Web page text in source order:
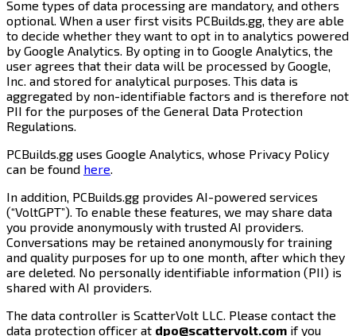
Some types of data processing are mandatory, and others
optional. When a user first visits PCBuilds.gg, they are able
to decide whether they want to opt in to analytics powered
by Google Analytics. By opting in to Google Analytics, the
user agrees that their data will be processed by Google,
Inc. and stored for analytical purposes. This data is
aggregated by non-identifiable factors and is therefore not
PII for the purposes of the General Data Protection
Regulations.​​​​‌ ‍ ​‍​‍‌‍ ‌ ​‍‌‍‍‌‌‍‌ ‌‍‍‌‌‍ ‍​‍​‍​ ‍‍​‍​‍‌ ​ ‌‍​‌‌‍ ‍‌‍‍‌‌ ‌​‌ ‍‌​‍ ‍‌‍‍‌‌‍ ​‍​‍​‍ ​​‍​‍‌‍‍​‌ ​‍‌‍‌‌‌‍‌‍​‍​‍​ ‍‍​‍​‍​‍ ‌‍​‌‌‍‌​‌‍ ‌‌‍‍‌‌‍ ‍​‍ ‌‍‍‌‌‍ ‍‌ ‌​‌‍‌‌‌‍ ‍‌ ‌​​‍ ‌‍‌‌‌‍‌​‌‍‍‌‌ ‌​​‍ ‌‍ ‌‌‍ ‌‍‌​‌‍‌‌​ ‌‌ ​​‌ ​‍‌‍‌‌‌ ​ ‌‍‌‌‌‍ ‍‌ ‌​‌‍​‌‌ ‌​‌‍‍‌‌‍ ‌‍ ‍​ ‍ ‌‍‍‌‌‍‌​​ ‌‌‍​ ‌‍​ ‌‍‌‌​ ‍‌​ ​‍​ ​‍​ ​ ‌‍​ ​‍ ‌​ ‌​‌‍​‍​ ​‍​ ‌‌​‍ ‌​ ‌​‌‍​ ‌‍‌‍​ ‌‍​‍ ‌​ ‍‌​ ​ ​ ​‌‌‍‌‌​‍ ‌​ ‍​​ ​‌​ ​‌‌‍‌‌​ ​​​ ‍​‌‍‌‍​ ​ ‌‍‌‌‌‍​‍​ ‍‌​ ​ ​ ‍ ‌ ‌​‌ ‍‌‌ ​​‌‍‌‌​ ‌‌ ​​‌‍​‌‌‍‌ ‌‍‌‌​ ‍ ‌ ​​‌‍​‌‌ ‌​‌‍‍​​ ‌‌‍​ ‌‍ ‌‍ ‍‌ ‌​‌‍‌‌‌‍ ‍‌ ‌​​‍‌‌​ ‌‌‌​​‍‌‌ ‌‍‍ ‌‍‌‌‌ ‍‌​‍‌‌​ ​ ‌​‌​​‍‌‌​ ​ ‌​‌​​‍‌‌​ ​‍​ ​‍‌‍‌‍​ ‌​‌‍​‌‌‍​‍​ ​​​ ​‌​ ‌‌​ ​​‌‍​‍​ ​‌​ ‌‌​ ‍​​‍‌‌​ ​‍​ ​‍​‍‌‌​ ‌‌‌​‌​​‍ ‍‌‍​ ‌‍‍​‌‍‍‌‌‍ ​‌‍‌​‌ ​‍‌‍‌‌‌‍ ‍​‍‌‌​ ‌‌‌​​‍‌‌ ‌‍‍ ‌‍‌‌‌ ‍‌​‍‌‌​ ​ ‌​‌​​‍‌‌​ ​ ‌​‌​​‍‌‌​ ​‍​ ​‍​ ‌‌‌‍​ ‌‍​‌​ ‌‍​ ‌ ‌‍​ ​ ‌​​ ​‌‌‍‌​‌‍‌​‌‍​‌‌‍‌‍​‍‌‌​ ​‍​ ​‍​‍‌‌​ ‌‌‌​‌​​‍ ‍‌ ‌​‌‍‌‌‌ ‍​‌ ‌​​ ‌‍​‍‌‍​‌‌ ​ ‌‍‌‌‌‌‌‌‌ ​‍‌‍ ​​ ‌​‍‌‌​ ​‍‌​‌‍‌‍​‌‌‍‌​‌‍ ‌‌‍‍‌‌‍ ‍​‍‌‍‌‍‍‌‌‍‌​​ ‌‌‍​ ‌‍​ ‌‍‌‌​ ‍‌​ ​‍​ ​‍​ ​ ‌‍​ ​‍ ‌​ ‌​‌‍​‍​ ​‍​ ‌‌​‍ ‌​ ‌​‌‍​ ‌‍‌‍​ ‌‍​‍ ‌​ ‍‌​ ​ ​ ​‌‌‍‌‌​‍ ‌​ ‍​​ ​‌​ ​‌‌‍‌‌​ ​​​ ‍​‌‍‌‍​ ​ ‌‍‌‌‌‍​‍​ ‍‌​ ​ ​‍‌‍‌ ‌​‌ ‍‌‌ ​​‌‍‌‌​ ‌‌ ​​‌‍​‌‌‍‌ ‌‍‌‌​‍‌‍‌ ​​‌‍​‌‌ ‌​‌‍‍​​ ‌‌‍​ ‌‍ ‌‍ ‍‌ ‌​‌‍‌‌‌‍ ‍‌ ‌​​‍‌‌​ ‌‌‌​​‍‌‌ ‌‍‍ ‌‍‌‌‌ ‍‌​‍‌‌​ ​ ‌​‌​​‍‌‌​ ​ ‌​‌​​‍‌‌​ ​‍​ ​‍‌‍‌‍​ ‌​‌‍​‌‌‍​‍​ ​​​ ​‌​ ‌‌​ ​​‌‍​‍​ ​‌​ ‌‌​ ‍​​‍‌‌​ ​‍​ ​‍​‍‌‌​ ‌‌‌​‌​​‍ ‍‌‍​ ‌‍‍​‌‍‍‌‌‍ ​‌‍‌​‌ ​‍‌‍‌‌‌‍ ‍​‍‌‌​ ‌‌‌​​‍‌‌ ‌‍‍ ‌‍‌‌‌ ‍‌​‍‌‌​ ​ ‌​‌​​‍‌‌​ ​ ‌​‌​​‍‌‌​ ​‍​ ​‍​ ‌‌‌‍​ ‌‍​‌​ ‌‍​ ‌ ‌‍​ ​ ‌​​ ​‌‌‍‌​‌‍‌​‌‍​‌‌‍‌‍​‍‌‌​ ​‍​ ​‍​‍‌‌​ ‌‌‌​‌​​‍ ‍‌ ‌​‌‍‌‌‌ ‍​‌ ‌​​‍‌‍‌ ​​‌‍‌‌‌ ​‍‌ ​ ‌ ​​‌‍‌‌‌‍​ ‌ ‌​‌‍‍‌‌ ‌‍‌‍‌‌​ ‌‌ ​​‌ ‌‌‌‍​‍‌‍ ​‌‍‍‌‌ ​ ‌‍‍​‌‍‌‌‌‍‌​​‍​‍‌ ‌
PCBuilds.gg uses Google Analytics, whose Privacy Policy
can be found ​​​​‌ ‍ ​‍​‍‌‍ ‌ ​‍‌‍‍‌‌‍‌ ‌‍‍‌‌‍ ‍​‍​‍​ ‍‍​‍​‍‌ ​ ‌‍​‌‌‍ ‍‌‍‍‌‌ ‌​‌ ‍‌​‍ ‍‌‍‍‌‌‍ ​‍​‍​‍ ​​‍​‍‌‍‍​‌ ​‍‌‍‌‌‌‍‌‍​‍​‍​ ‍‍​‍​‍​‍ ‌‍​‌‌‍‌​‌‍ ‌‌‍‍‌‌‍ ‍​‍ ‌‍‍‌‌‍ ‍‌ ‌​‌‍‌‌‌‍ ‍‌ ‌​​‍ ‌‍‌‌‌‍‌​‌‍‍‌‌ ‌​​‍ ‌‍ ‌‌‍ ‌‍‌​‌‍‌‌​ ‌‌ ​​‌ ​‍‌‍‌‌‌ ​ ‌‍‌‌‌‍ ‍‌ ‌​‌‍​‌‌ ‌​‌‍‍‌‌‍ ‌‍ ‍​ ‍ ‌‍‍‌‌‍‌​​ ‌‌‍​ ‌‍​ ‌‍‌‌​ ‍‌​ ​‍​ ​‍​ ​ ‌‍​ ​‍ ‌​ ‌​‌‍​‍​ ​‍​ ‌‌​‍ ‌​ ‌​‌‍​ ‌‍‌‍​ ‌‍​‍ ‌​ ‍‌​ ​ ​ ​‌‌‍‌‌​‍ ‌​ ‍​​ ​‌​ ​‌‌‍‌‌​ ​​​ ‍​‌‍‌‍​ ​ ‌‍‌‌‌‍​‍​ ‍‌​ ​ ​ ‍ ‌ ‌​‌ ‍‌‌ ​​‌‍‌‌​ ‌‌ ​​‌‍​‌‌‍‌ ‌‍‌‌​ ‍ ‌ ​​‌‍​‌‌ ‌​‌‍‍​​ ‌‌‍​ ‌‍ ‌‍ ‍‌ ‌​‌‍‌‌‌‍ ‍‌ ‌​​‍‌‌​ ‌‌‌​​‍‌‌ ‌‍‍ ‌‍‌‌‌ ‍‌​‍‌‌​ ​ ‌​‌​​‍‌‌​ ​ ‌​‌​​‍‌‌​ ​‍​ ​‍​ ​‌​ ‌​​ ​​​ ‍‌‌‍​‌​ ‌‍​ ​‌​ ​‍‌‍​ ​ ‌‍​ ‌‍​ ‍‌​‍‌‌​ ​‍​ ​‍​‍‌‌​ ‌‌‌​‌​​‍ ‍‌‍​ ‌‍‍​‌‍‍‌‌‍ ​‌‍‌​‌ ​‍‌‍‌‌‌‍ ‍​‍‌‌​ ‌‌‌​​‍‌‌ ‌‍‍ ‌‍‌‌‌ ‍‌​‍‌‌​ ​ ‌​‌​​‍‌‌​ ​ ‌​‌​​‍‌‌​ ​‍​ ​‍‌‍‌‍​ ​​‌‍​ ‌‍​‍‌‍​ ​ ‍‌‌‍‌​​ ‍‌‌‍​ ​ ‌‌​ ‌​‌‍‌​​‍‌‌​ ​‍​ ​‍​‍‌‌​ ‌‌‌​‌​​‍ ‍‌ ‌​‌‍‌‌‌ ‍​‌ ‌​​ ‌‍​‍‌‍​‌‌ ​ ‌‍‌‌‌‌‌‌‌ ​‍‌‍ ​​ ‌​‍‌‌​ ​‍‌​‌‍‌‍​‌‌‍‌​‌‍ ‌‌‍‍‌‌‍ ‍​‍‌‍‌‍‍‌‌‍‌​​ ‌‌‍​ ‌‍​ ‌‍‌‌​ ‍‌​ ​‍​ ​‍​ ​ ‌‍​ ​‍ ‌​ ‌​‌‍​‍​ ​‍​ ‌‌​‍ ‌​ ‌​‌‍​ ‌‍‌‍​ ‌‍​‍ ‌​ ‍‌​ ​ ​ ​‌‌‍‌‌​‍ ‌​ ‍​​ ​‌​ ​‌‌‍‌‌​ ​​​ ‍​‌‍‌‍​ ​ ‌‍‌‌‌‍​‍​ ‍‌​ ​ ​‍‌‍‌ ‌​‌ ‍‌‌ ​​‌‍‌‌​ ‌‌ ​​‌‍​‌‌‍‌ ‌‍‌‌​‍‌‍‌ ​​‌‍​‌‌ ‌​‌‍‍​​ ‌‌‍​ ‌‍ ‌‍ ‍‌ ‌​‌‍‌‌‌‍ ‍‌ ‌​​‍‌‌​ ‌‌‌​​‍‌‌ ‌‍‍ ‌‍‌‌‌ ‍‌​‍‌‌​ ​ ‌​‌​​‍‌‌​ ​ ‌​‌​​‍‌‌​ ​‍​ ​‍​ ​‌​ ‌​​ ​​​ ‍‌‌‍​‌​ ‌‍​ ​‌​ ​‍‌‍​ ​ ‌‍​ ‌‍​ ‍‌​‍‌‌​ ​‍​ ​‍​‍‌‌​ ‌‌‌​‌​​‍ ‍‌‍​ ‌‍‍​‌‍‍‌‌‍ ​‌‍‌​‌ ​‍‌‍‌‌‌‍ ‍​‍‌‌​ ‌‌‌​​‍‌‌ ‌‍‍ ‌‍‌‌‌ ‍‌​‍‌‌​ ​ ‌​‌​​‍‌‌​ ​ ‌​‌​​‍‌‌​ ​‍​ ​‍‌‍‌‍​ ​​‌‍​ ‌‍​‍‌‍​ ​ ‍‌‌‍‌​​ ‍‌‌‍​ ​ ‌‌​ ‌​‌‍‌​​‍‌‌​ ​‍​ ​‍​‍‌‌​ ‌‌‌​‌​​‍ ‍‌ ‌​‌‍‌‌‌ ‍​‌ ‌​​‍‌‍‌ ​​‌‍‌‌‌ ​‍‌ ​ ‌ ​​‌‍‌‌‌‍​ ‌ ‌​‌‍‍‌‌ ‌‍‌‍‌‌​ ‌‌ ​​‌ ‌‌‌‍​‍‌‍ ​‌‍‍‌‌ ​ ‌‍‍​‌‍‌‌‌‍‌​​‍​‍‌ ‌ here​​​​‌ ‍ ​‍​‍‌‍ ‌ ​‍‌‍‍‌‌‍‌ ‌‍‍‌‌‍ ‍​‍​‍​ ‍‍​‍​‍‌ ​ ‌‍​‌‌‍ ‍‌‍‍‌‌ ‌​‌ ‍‌​‍ ‍‌‍‍‌‌‍ ​‍​‍​‍ ​​‍​‍‌‍‍​‌ ​‍‌‍‌‌‌‍‌‍​‍​‍​ ‍‍​‍​‍​‍ ‌‍​‌‌‍‌​‌‍ ‌‌‍‍‌‌‍ ‍​‍ ‌‍‍‌‌‍ ‍‌ ‌​‌‍‌‌‌‍ ‍‌ ‌​​‍ ‌‍‌‌‌‍‌​‌‍‍‌‌ ‌​​‍ ‌‍ ‌‌‍ ‌‍‌​‌‍‌‌​ ‌‌ ​​‌ ​‍‌‍‌‌‌ ​ ‌‍‌‌‌‍ ‍‌ ‌​‌‍​‌‌ ‌​‌‍‍‌‌‍ ‌‍ ‍​ ‍ ‌‍‍‌‌‍‌​​ ‌‌‍​ ‌‍​ ‌‍‌‌​ ‍‌​ ​‍​ ​‍​ ​ ‌‍​ ​‍ ‌​ ‌​‌‍​‍​ ​‍​ ‌‌​‍ ‌​ ‌​‌‍​ ‌‍‌‍​ ‌‍​‍ ‌​ ‍‌​ ​ ​ ​‌‌‍‌‌​‍ ‌​ ‍​​ ​‌​ ​‌‌‍‌‌​ ​​​ ‍​‌‍‌‍​ ​ ‌‍‌‌‌‍​‍​ ‍‌​ ​ ​ ‍ ‌ ‌​‌ ‍‌‌ ​​‌‍‌‌​ ‌‌ ​​‌‍​‌‌‍‌ ‌‍‌‌​ ‍ ‌ ​​‌‍​‌‌ ‌​‌‍‍​​ ‌‌‍​ ‌‍ ‌‍ ‍‌ ‌​‌‍‌‌‌‍ ‍‌ ‌​​‍‌‌​ ‌‌‌​​‍‌‌ ‌‍‍ ‌‍‌‌‌ ‍‌​‍‌‌​ ​ ‌​‌​​‍‌‌​ ​ ‌​‌​​‍‌‌​ ​‍​ ​‍​ ​‌​ ‌​​ ​​​ ‍‌‌‍​‌​ ‌‍​ ​‌​ ​‍‌‍​ ​ ‌‍​ ‌‍​ ‍‌​‍‌‌​ ​‍​ ​‍​‍‌‌​ ‌‌‌​‌​​‍ ‍‌‍​ ‌‍‍​‌‍‍‌‌‍ ​‌‍‌​‌ ​‍‌‍‌‌‌‍ ‍​‍‌‌​ ‌‌‌​​‍‌‌ ‌‍‍ ‌‍‌‌‌ ‍‌​‍‌‌​ ​ ‌​‌​​‍‌‌​ ​ ‌​‌​​‍‌‌​ ​‍​ ​‍​ ​​‌‍​‌‌‍​ ​ ‌‌​ ‌‍​ ​ ​ ‌​‌‍‌‍‌‍​‍‌‍‌‍​ ​ ‌‍‌​​‍‌‌​ ​‍​ ​‍​‍‌‌​ ‌‌‌​‌​​‍ ‍‌ ‌​‌‍‌‌‌ ‍​‌ ‌​​ ‌‍​‍‌‍​‌‌ ​ ‌‍‌‌‌‌‌‌‌ ​‍‌‍ ​​ ‌​‍‌‌​ ​‍‌​‌‍‌‍​‌‌‍‌​‌‍ ‌‌‍‍‌‌‍ ‍​‍‌‍‌‍‍‌‌‍‌​​ ‌‌‍​ ‌‍​ ‌‍‌‌​ ‍‌​ ​‍​ ​‍​ ​ ‌‍​ ​‍ ‌​ ‌​‌‍​‍​ ​‍​ ‌‌​‍ ‌​ ‌​‌‍​ ‌‍‌‍​ ‌‍​‍ ‌​ ‍‌​ ​ ​ ​‌‌‍‌‌​‍ ‌​ ‍​​ ​‌​ ​‌‌‍‌‌​ ​​​ ‍​‌‍‌‍​ ​ ‌‍‌‌‌‍​‍​ ‍‌​ ​ ​‍‌‍‌ ‌​‌ ‍‌‌ ​​‌‍‌‌​ ‌‌ ​​‌‍​‌‌‍‌ ‌‍‌‌​‍‌‍‌ ​​‌‍​‌‌ ‌​‌‍‍​​ ‌‌‍​ ‌‍ ‌‍ ‍‌ ‌​‌‍‌‌‌‍ ‍‌ ‌​​‍‌‌​ ‌‌‌​​‍‌‌ ‌‍‍ ‌‍‌‌‌ ‍‌​‍‌‌​ ​ ‌​‌​​‍‌‌​ ​ ‌​‌​​‍‌‌​ ​‍​ ​‍​ ​‌​ ‌​​ ​​​ ‍‌‌‍​‌​ ‌‍​ ​‌​ ​‍‌‍​ ​ ‌‍​ ‌‍​ ‍‌​‍‌‌​ ​‍​ ​‍​‍‌‌​ ‌‌‌​‌​​‍ ‍‌‍​ ‌‍‍​‌‍‍‌‌‍ ​‌‍‌​‌ ​‍‌‍‌‌‌‍ ‍​‍‌‌​ ‌‌‌​​‍‌‌ ‌‍‍ ‌‍‌‌‌ ‍‌​‍‌‌​ ​ ‌​‌​​‍‌‌​ ​ ‌​‌​​‍‌‌​ ​‍​ ​‍​ ​​‌‍​‌‌‍​ ​ ‌‌​ ‌‍​ ​ ​ ‌​‌‍‌‍‌‍​‍‌‍‌‍​ ​ ‌‍‌​​‍‌‌​ ​‍​ ​‍​‍‌‌​ ‌‌‌​‌​​‍ ‍‌ ‌​‌‍‌‌‌ ‍​‌ ‌​​‍‌‍‌ ​​‌‍‌‌‌ ​‍‌ ​ ‌ ​​‌‍‌‌‌‍​ ‌ ‌​‌‍‍‌‌ ‌‍‌‍‌‌​ ‌‌ ​​‌ ‌‌‌‍​‍‌‍ ​‌‍‍‌‌ ​ ‌‍‍​‌‍‌‌‌‍‌​​‍​‍‌ ‌. ​​​​‌ ‍ ​‍​‍‌‍ ‌ ​‍‌‍‍‌‌‍‌ ‌‍‍‌‌‍ ‍​‍​‍​ ‍‍​‍​‍‌ ​ ‌‍​‌‌‍ ‍‌‍‍‌‌ ‌​‌ ‍‌​‍ ‍‌‍‍‌‌‍ ​‍​‍​‍ ​​‍​‍‌‍‍​‌ ​‍‌‍‌‌‌‍‌‍​‍​‍​ ‍‍​‍​‍​‍ ‌‍​‌‌‍‌​‌‍ ‌‌‍‍‌‌‍ ‍​‍ ‌‍‍‌‌‍ ‍‌ ‌​‌‍‌‌‌‍ ‍‌ ‌​​‍ ‌‍‌‌‌‍‌​‌‍‍‌‌ ‌​​‍ ‌‍ ‌‌‍ ‌‍‌​‌‍‌‌​ ‌‌ ​​‌ ​‍‌‍‌‌‌ ​ ‌‍‌‌‌‍ ‍‌ ‌​‌‍​‌‌ ‌​‌‍‍‌‌‍ ‌‍ ‍​ ‍ ‌‍‍‌‌‍‌​​ ‌‌‍​ ‌‍​ ‌‍‌‌​ ‍‌​ ​‍​ ​‍​ ​ ‌‍​ ​‍ ‌​ ‌​‌‍​‍​ ​‍​ ‌‌​‍ ‌​ ‌​‌‍​ ‌‍‌‍​ ‌‍​‍ ‌​ ‍‌​ ​ ​ ​‌‌‍‌‌​‍ ‌​ ‍​​ ​‌​ ​‌‌‍‌‌​ ​​​ ‍​‌‍‌‍​ ​ ‌‍‌‌‌‍​‍​ ‍‌​ ​ ​ ‍ ‌ ‌​‌ ‍‌‌ ​​‌‍‌‌​ ‌‌ ​​‌‍​‌‌‍‌ ‌‍‌‌​ ‍ ‌ ​​‌‍​‌‌ ‌​‌‍‍​​ ‌‌‍​ ‌‍ ‌‍ ‍‌ ‌​‌‍‌‌‌‍ ‍‌ ‌​​‍‌‌​ ‌‌‌​​‍‌‌ ‌‍‍ ‌‍‌‌‌ ‍‌​‍‌‌​ ​ ‌​‌​​‍‌‌​ ​ ‌​‌​​‍‌‌​ ​‍​ ​‍​ ​‌​ ‌​​ ​​​ ‍‌‌‍​‌​ ‌‍​ ​‌​ ​‍‌‍​ ​ ‌‍​ ‌‍​ ‍‌​‍‌‌​ ​‍​ ​‍​‍‌‌​ ‌‌‌​‌​​‍ ‍‌‍​ ‌‍‍​‌‍‍‌‌‍ ​‌‍‌​‌ ​‍‌‍‌‌‌‍ ‍​‍‌‌​ ‌‌‌​​‍‌‌ ‌‍‍ ‌‍‌‌‌ ‍‌​‍‌‌​ ​ ‌​‌​​‍‌‌​ ​ ‌​‌​​‍‌‌​ ​‍​ ​‍​ ‌ ​ ‌‍‌‍​‌‌‍‌‌‌‍​‍​ ‌ ​ ‌‌​ ‌‍​ ​​​ ‍‌​ ‍‌​ ‌ ​‍‌‌​ ​‍​ ​‍​‍‌‌​ ‌‌‌​‌​​‍ ‍‌ ‌​‌‍‌‌‌ ‍​‌ ‌​​ ‌‍​‍‌‍​‌‌ ​ ‌‍‌‌‌‌‌‌‌ ​‍‌‍ ​​ ‌​‍‌‌​ ​‍‌​‌‍‌‍​‌‌‍‌​‌‍ ‌‌‍‍‌‌‍ ‍​‍‌‍‌‍‍‌‌‍‌​​ ‌‌‍​ ‌‍​ ‌‍‌‌​ ‍‌​ ​‍​ ​‍​ ​ ‌‍​ ​‍ ‌​ ‌​‌‍​‍​ ​‍​ ‌‌​‍ ‌​ ‌​‌‍​ ‌‍‌‍​ ‌‍​‍ ‌​ ‍‌​ ​ ​ ​‌‌‍‌‌​‍ ‌​ ‍​​ ​‌​ ​‌‌‍‌‌​ ​​​ ‍​‌‍‌‍​ ​ ‌‍‌‌‌‍​‍​ ‍‌​ ​ ​‍‌‍‌ ‌​‌ ‍‌‌ ​​‌‍‌‌​ ‌‌ ​​‌‍​‌‌‍‌ ‌‍‌‌​‍‌‍‌ ​​‌‍​‌‌ ‌​‌‍‍​​ ‌‌‍​ ‌‍ ‌‍ ‍‌ ‌​‌‍‌‌‌‍ ‍‌ ‌​​‍‌‌​ ‌‌‌​​‍‌‌ ‌‍‍ ‌‍‌‌‌ ‍‌​‍‌‌​ ​ ‌​‌​​‍‌‌​ ​ ‌​‌​​‍‌‌​ ​‍​ ​‍​ ​‌​ ‌​​ ​​​ ‍‌‌‍​‌​ ‌‍​ ​‌​ ​‍‌‍​ ​ ‌‍​ ‌‍​ ‍‌​‍‌‌​ ​‍​ ​‍​‍‌‌​ ‌‌‌​‌​​‍ ‍‌‍​ ‌‍‍​‌‍‍‌‌‍ ​‌‍‌​‌ ​‍‌‍‌‌‌‍ ‍​‍‌‌​ ‌‌‌​​‍‌‌ ‌‍‍ ‌‍‌‌‌ ‍‌​‍‌‌​ ​ ‌​‌​​‍‌‌​ ​ ‌​‌​​‍‌‌​ ​‍​ ​‍​ ‌ ​ ‌‍‌‍​‌‌‍‌‌‌‍​‍​ ‌ ​ ‌‌​ ‌‍​ ​​​ ‍‌​ ‍‌​ ‌ ​‍‌‌​ ​‍​ ​‍​‍‌‌​ ‌‌‌​‌​​‍ ‍‌ ‌​‌‍‌‌‌ ‍​‌ ‌​​‍‌‍‌ ​​‌‍‌‌‌ ​‍‌ ​ ‌ ​​‌‍‌‌‌‍​ ‌ ‌​‌‍‍‌‌ ‌‍‌‍‌‌​ ‌‌ ​​‌ ‌‌‌‍​‍‌‍ ​‌‍‍‌‌ ​ ‌‍‍​‌‍‌‌‌‍‌​​‍​‍‌ ‌
In addition, PCBuilds.gg provides AI-powered services
(“VoltGPT”). To enable these features, we may share data
you provide anonymously with trusted AI providers.
Conversations may be retained anonymously for training
and quality purposes for up to one month, after which they
are deleted. No personally identifiable information (PII) is
shared with AI providers.​​​​‌ ‍ ​‍​‍‌‍ ‌ ​‍‌‍‍‌‌‍‌ ‌‍‍‌‌‍ ‍​‍​‍​ ‍‍​‍​‍‌ ​ ‌‍​‌‌‍ ‍‌‍‍‌‌ ‌​‌ ‍‌​‍ ‍‌‍‍‌‌‍ ​‍​‍​‍ ​​‍​‍‌‍‍​‌ ​‍‌‍‌‌‌‍‌‍​‍​‍​ ‍‍​‍​‍​‍ ‌‍​‌‌‍‌​‌‍ ‌‌‍‍‌‌‍ ‍​‍ ‌‍‍‌‌‍ ‍‌ ‌​‌‍‌‌‌‍ ‍‌ ‌​​‍ ‌‍‌‌‌‍‌​‌‍‍‌‌ ‌​​‍ ‌‍ ‌‌‍ ‌‍‌​‌‍‌‌​ ‌‌ ​​‌ ​‍‌‍‌‌‌ ​ ‌‍‌‌‌‍ ‍‌ ‌​‌‍​‌‌ ‌​‌‍‍‌‌‍ ‌‍ ‍​ ‍ ‌‍‍‌‌‍‌​​ ‌‌‍​ ‌‍​ ‌‍‌‌​ ‍‌​ ​‍​ ​‍​ ​ ‌‍​ ​‍ ‌​ ‌​‌‍​‍​ ​‍​ ‌‌​‍ ‌​ ‌​‌‍​ ‌‍‌‍​ ‌‍​‍ ‌​ ‍‌​ ​ ​ ​‌‌‍‌‌​‍ ‌​ ‍​​ ​‌​ ​‌‌‍‌‌​ ​​​ ‍​‌‍‌‍​ ​ ‌‍‌‌‌‍​‍​ ‍‌​ ​ ​ ‍ ‌ ‌​‌ ‍‌‌ ​​‌‍‌‌​ ‌‌ ​​‌‍​‌‌‍‌ ‌‍‌‌​ ‍ ‌ ​​‌‍​‌‌ ‌​‌‍‍​​ ‌‌‍​ ‌‍ ‌‍ ‍‌ ‌​‌‍‌‌‌‍ ‍‌ ‌​​‍‌‌​ ‌‌‌​​‍‌‌ ‌‍‍ ‌‍‌‌‌ ‍‌​‍‌‌​ ​ ‌​‌​​‍‌‌​ ​ ‌​‌​​‍‌‌​ ​‍​ ​‍​ ‌‌‌‍​‍​ ​ ​ ‍‌‌‍​‌​ ‌‍​ ‌‌‌‍​ ​ ​‍​ ‍‌​ ‌​‌‍​‍​‍‌‌​ ​‍​ ​‍​‍‌‌​ ‌‌‌​‌​​‍ ‍‌‍​ ‌‍‍​‌‍‍‌‌‍ ​‌‍‌​‌ ​‍‌‍‌‌‌‍ ‍​‍‌‌​ ‌‌‌​​‍‌‌ ‌‍‍ ‌‍‌‌‌ ‍‌​‍‌‌​ ​ ‌​‌​​‍‌‌​ ​ ‌​‌​​‍‌‌​ ​‍​ ​‍​ ‌ ​ ​‍​ ​ ​ ‍​‌‍​‌​ ​ ‌‍​‍​ ​‌‌‍​‌​ ​​​ ‌‍‌‍‌​​‍‌‌​ ​‍​ ​‍​‍‌‌​ ‌‌‌​‌​​‍ ‍‌ ‌​‌‍‌‌‌ ‍​‌ ‌​​ ‌‍​‍‌‍​‌‌ ​ ‌‍‌‌‌‌‌‌‌ ​‍‌‍ ​​ ‌​‍‌‌​ ​‍‌​‌‍‌‍​‌‌‍‌​‌‍ ‌‌‍‍‌‌‍ ‍​‍‌‍‌‍‍‌‌‍‌​​ ‌‌‍​ ‌‍​ ‌‍‌‌​ ‍‌​ ​‍​ ​‍​ ​ ‌‍​ ​‍ ‌​ ‌​‌‍​‍​ ​‍​ ‌‌​‍ ‌​ ‌​‌‍​ ‌‍‌‍​ ‌‍​‍ ‌​ ‍‌​ ​ ​ ​‌‌‍‌‌​‍ ‌​ ‍​​ ​‌​ ​‌‌‍‌‌​ ​​​ ‍​‌‍‌‍​ ​ ‌‍‌‌‌‍​‍​ ‍‌​ ​ ​‍‌‍‌ ‌​‌ ‍‌‌ ​​‌‍‌‌​ ‌‌ ​​‌‍​‌‌‍‌ ‌‍‌‌​‍‌‍‌ ​​‌‍​‌‌ ‌​‌‍‍​​ ‌‌‍​ ‌‍ ‌‍ ‍‌ ‌​‌‍‌‌‌‍ ‍‌ ‌​​‍‌‌​ ‌‌‌​​‍‌‌ ‌‍‍ ‌‍‌‌‌ ‍‌​‍‌‌​ ​ ‌​‌​​‍‌‌​ ​ ‌​‌​​‍‌‌​ ​‍​ ​‍​ ‌‌‌‍​‍​ ​ ​ ‍‌‌‍​‌​ ‌‍​ ‌‌‌‍​ ​ ​‍​ ‍‌​ ‌​‌‍​‍​‍‌‌​ ​‍​ ​‍​‍‌‌​ ‌‌‌​‌​​‍ ‍‌‍​ ‌‍‍​‌‍‍‌‌‍ ​‌‍‌​‌ ​‍‌‍‌‌‌‍ ‍​‍‌‌​ ‌‌‌​​‍‌‌ ‌‍‍ ‌‍‌‌‌ ‍‌​‍‌‌​ ​ ‌​‌​​‍‌‌​ ​ ‌​‌​​‍‌‌​ ​‍​ ​‍​ ‌ ​ ​‍​ ​ ​ ‍​‌‍​‌​ ​ ‌‍​‍​ ​‌‌‍​‌​ ​​​ ‌‍‌‍‌​​‍‌‌​ ​‍​ ​‍​‍‌‌​ ‌‌‌​‌​​‍ ‍‌ ‌​‌‍‌‌‌ ‍​‌ ‌​​‍‌‍‌ ​​‌‍‌‌‌ ​‍‌ ​ ‌ ​​‌‍‌‌‌‍​ ‌ ‌​‌‍‍‌‌ ‌‍‌‍‌‌​ ‌‌ ​​‌ ‌‌‌‍​‍‌‍ ​‌‍‍‌‌ ​ ‌‍‍​‌‍‌‌‌‍‌​​‍​‍‌ ‌
The data controller is ScatterVolt LLC. Please contact the
data protection officer at ​​​​‌ ‍ ​‍​‍‌‍ ‌ ​‍‌‍‍‌‌‍‌ ‌‍‍‌‌‍ ‍​‍​‍​ ‍‍​‍​‍‌ ​ ‌‍​‌‌‍ ‍‌‍‍‌‌ ‌​‌ ‍‌​‍ ‍‌‍‍‌‌‍ ​‍​‍​‍ ​​‍​‍‌‍‍​‌ ​‍‌‍‌‌‌‍‌‍​‍​‍​ ‍‍​‍​‍​‍ ‌‍​‌‌‍‌​‌‍ ‌‌‍‍‌‌‍ ‍​‍ ‌‍‍‌‌‍ ‍‌ ‌​‌‍‌‌‌‍ ‍‌ ‌​​‍ ‌‍‌‌‌‍‌​‌‍‍‌‌ ‌​​‍ ‌‍ ‌‌‍ ‌‍‌​‌‍‌‌​ ‌‌ ​​‌ ​‍‌‍‌‌‌ ​ ‌‍‌‌‌‍ ‍‌ ‌​‌‍​‌‌ ‌​‌‍‍‌‌‍ ‌‍ ‍​ ‍ ‌‍‍‌‌‍‌​​ ‌‌‍​ ‌‍​ ‌‍‌‌​ ‍‌​ ​‍​ ​‍​ ​ ‌‍​ ​‍ ‌​ ‌​‌‍​‍​ ​‍​ ‌‌​‍ ‌​ ‌​‌‍​ ‌‍‌‍​ ‌‍​‍ ‌​ ‍‌​ ​ ​ ​‌‌‍‌‌​‍ ‌​ ‍​​ ​‌​ ​‌‌‍‌‌​ ​​​ ‍​‌‍‌‍​ ​ ‌‍‌‌‌‍​‍​ ‍‌​ ​ ​ ‍ ‌ ‌​‌ ‍‌‌ ​​‌‍‌‌​ ‌‌ ​​‌‍​‌‌‍‌ ‌‍‌‌​ ‍ ‌ ​​‌‍​‌‌ ‌​‌‍‍​​ ‌‌‍​ ‌‍ ‌‍ ‍‌ ‌​‌‍‌‌‌‍ ‍‌ ‌​​‍‌‌​ ‌‌‌​​‍‌‌ ‌‍‍ ‌‍‌‌‌ ‍‌​‍‌‌​ ​ ‌​‌​​‍‌‌​ ​ ‌​‌​​‍‌‌​ ​‍​ ​‍​ ​ ‌‍‌​‌‍‌‍‌‍‌‌​ ‍‌​ ‌​​ ​ ​ ​ ​ ​​‌‍​ ‌‍‌‌​ ‌‍​‍‌‌​ ​‍​ ​‍​‍‌‌​ ‌‌‌​‌​​‍ ‍‌‍​ ‌‍‍​‌‍‍‌‌‍ ​‌‍‌​‌ ​‍‌‍‌‌‌‍ ‍​‍‌‌​ ‌‌‌​​‍‌‌ ‌‍‍ ‌‍‌‌‌ ‍‌​‍‌‌​ ​ ‌​‌​​‍‌‌​ ​ ‌​‌​​‍‌‌​ ​‍​ ​‍‌‍​‍​ ‌‍​ ‌‌‌‍​‍‌‍‌​​ ​​​ ‌​​ ‌​‌‍‌‌‌‍​‌​ ​​‌‍‌‍​‍‌‌​ ​‍​ ​‍​‍‌‌​ ‌‌‌​‌​​‍ ‍‌ ‌​‌‍‌‌‌ ‍​‌ ‌​​ ‌‍​‍‌‍​‌‌ ​ ‌‍‌‌‌‌‌‌‌ ​‍‌‍ ​​ ‌​‍‌‌​ ​‍‌​‌‍‌‍​‌‌‍‌​‌‍ ‌‌‍‍‌‌‍ ‍​‍‌‍‌‍‍‌‌‍‌​​ ‌‌‍​ ‌‍​ ‌‍‌‌​ ‍‌​ ​‍​ ​‍​ ​ ‌‍​ ​‍ ‌​ ‌​‌‍​‍​ ​‍​ ‌‌​‍ ‌​ ‌​‌‍​ ‌‍‌‍​ ‌‍​‍ ‌​ ‍‌​ ​ ​ ​‌‌‍‌‌​‍ ‌​ ‍​​ ​‌​ ​‌‌‍‌‌​ ​​​ ‍​‌‍‌‍​ ​ ‌‍‌‌‌‍​‍​ ‍‌​ ​ ​‍‌‍‌ ‌​‌ ‍‌‌ ​​‌‍‌‌​ ‌‌ ​​‌‍​‌‌‍‌ ‌‍‌‌​‍‌‍‌ ​​‌‍​‌‌ ‌​‌‍‍​​ ‌‌‍​ ‌‍ ‌‍ ‍‌ ‌​‌‍‌‌‌‍ ‍‌ ‌​​‍‌‌​ ‌‌‌​​‍‌‌ ‌‍‍ ‌‍‌‌‌ ‍‌​‍‌‌​ ​ ‌​‌​​‍‌‌​ ​ ‌​‌​​‍‌‌​ ​‍​ ​‍​ ​ ‌‍‌​‌‍‌‍‌‍‌‌​ ‍‌​ ‌​​ ​ ​ ​ ​ ​​‌‍​ ‌‍‌‌​ ‌‍​‍‌‌​ ​‍​ ​‍​‍‌‌​ ‌‌‌​‌​​‍ ‍‌‍​ ‌‍‍​‌‍‍‌‌‍ ​‌‍‌​‌ ​‍‌‍‌‌‌‍ ‍​‍‌‌​ ‌‌‌​​‍‌‌ ‌‍‍ ‌‍‌‌‌ ‍‌​‍‌‌​ ​ ‌​‌​​‍‌‌​ ​ ‌​‌​​‍‌‌​ ​‍​ ​‍‌‍​‍​ ‌‍​ ‌‌‌‍​‍‌‍‌​​ ​​​ ‌​​ ‌​‌‍‌‌‌‍​‌​ ​​‌‍‌‍​‍‌‌​ ​‍​ ​‍​‍‌‌​ ‌‌‌​‌​​‍ ‍‌ ‌​‌‍‌‌‌ ‍​‌ ‌​​‍‌‍‌ ​​‌‍‌‌‌ ​‍‌ ​ ‌ ​​‌‍‌‌‌‍​ ‌ ‌​‌‍‍‌‌ ‌‍‌‍‌‌​ ‌‌ ​​‌ ‌‌‌‍​‍‌‍ ​‌‍‍‌‌ ​ ‌‍‍​‌‍‌‌‌‍‌​​‍​‍‌ ‌ dpo@scattervolt.com if you